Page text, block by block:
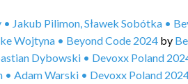
Jakub Pilimon, Sławek Sobótka •
Wojtyna • Beyond Code 2024 by
Dybowski • Devoxx Poland
• Adam Warski • Devoxx Poland